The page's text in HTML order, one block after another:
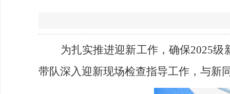
为扎实推进迎新工作，确保2025
带队深入迎新现场检查指导工作，与新